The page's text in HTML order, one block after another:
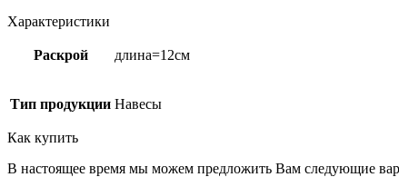
Характеристики
Раскрой длина=12см
Тип продукции Навесы
Как купить
В настоящее время мы можем предложить Вам следующие